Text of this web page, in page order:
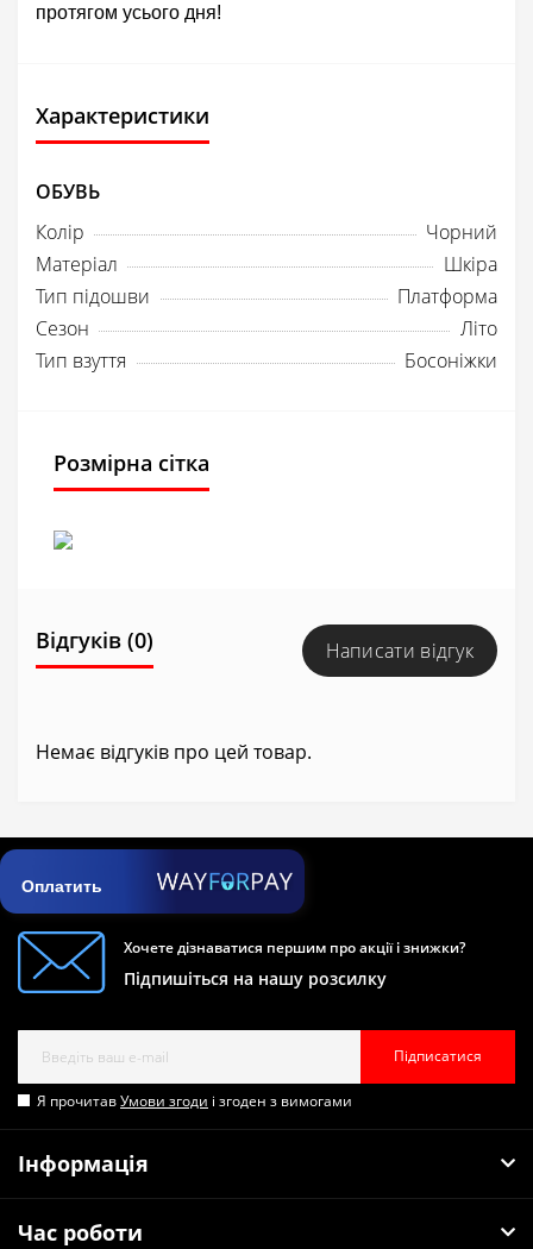
протягом усього дня!
Характеристики
ОБУВЬ
Колір
Чорний
Матеріал
Шкіра
Тип підошви
Платформа
Сезон
Літо
Тип взуття
Босоніжки
Розмірна сітка
Відгуків (0) Написати відгук
Немає відгуків про цей товар.
Оплатить
Хочете дізнаватися першим про акції і знижки?
Підпишіться на нашу розсилку
Підписатися
Я прочитавУмови згоди і згоден з вимогами
Інформація
Час роботи